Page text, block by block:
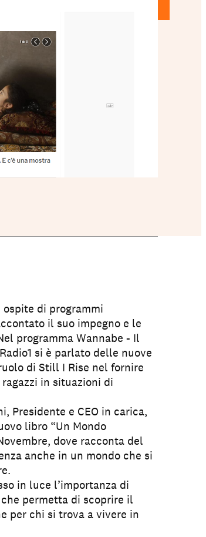
di programmi
il suo impegno e le
programma Wannabe - Il
si è parlato delle nuove
di Still I Rise nel fornire
in situazioni di
Presidente e CEO in carica,
libro “Un Mondo
dove racconta del
anche in un mondo che si
in luce l’importanza di
permetta di scoprire il
per chi si trova a vivere in